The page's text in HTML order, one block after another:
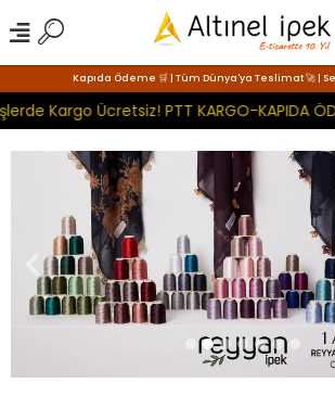
Kapıda Ödeme 🛒 | Tüm Dünya'ya Teslimat 🚀 |
Ücretsiz! PTT KARGO-KAPIDA ÖDEME